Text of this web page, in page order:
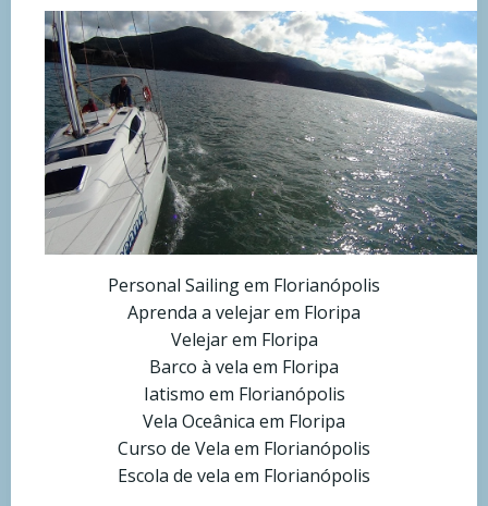
Personal Sailing em Florianópolis
Aprenda a velejar em Floripa
Velejar em Floripa
Barco à vela em Floripa
Iatismo em Florianópolis
Vela Oceânica em Floripa
Curso de Vela em Florianópolis
Escola de vela em Florianópolis